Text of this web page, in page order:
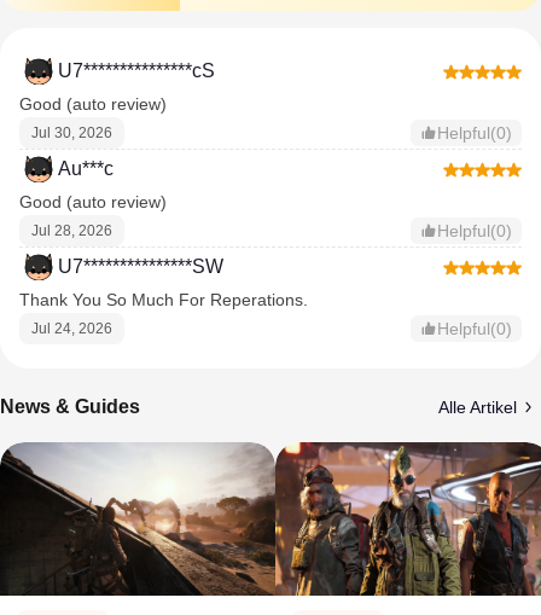
U7***************cS
Good (auto review)
Jul 30, 2026 Helpful(0)
Au***c
Good (auto review)
Jul 28, 2026 Helpful(0)
U7***************SW
Thank You So Much For Reperations.
Jul 24, 2026 Helpful(0)
News & Guides Alle Artikel